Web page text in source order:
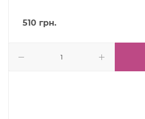
510 грн.